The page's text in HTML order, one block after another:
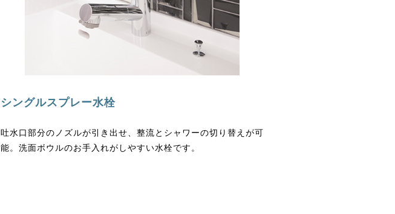
シングルスプレー水栓
吐水口部分のノズルが引き出せ、整流とシャワーの切り替えが可
能。洗面ボウルのお手入れがしやすい水栓です。